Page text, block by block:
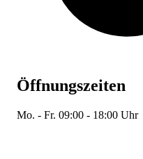
Öffnungszeiten
Mo. - Fr. 09:00 - 18:00 Uhr